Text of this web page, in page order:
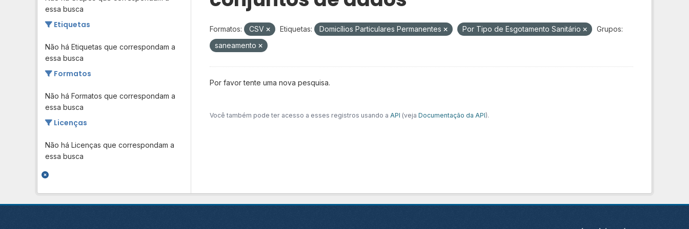
essa busca
Etiquetas
Não há Etiquetas que correspondam a
essa busca
Formatos
Não há Formatos que correspondam a
essa busca
Licenças
Não há Licenças que correspondam a
essa busca
Formatos: CSV Etiquetas: Domicílios Particulares Permanentes Por Tipo de Esgotamento Sanitário
Grupos:
saneamento
Por favor tente uma nova pesquisa.
Você também pode ter acesso a esses registros usando a API (veja Documentação da API).